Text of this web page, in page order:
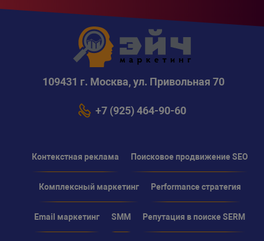
109431 г. Москва, ул. Привольная 70
+7 (925) 464-90-60
Контекстная реклама Поисковое продвижение SEO
Комплексный маркетинг Performance стратегия
Email маркетинг SMM Репутация в поиске SERM